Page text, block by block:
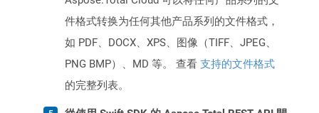
件格式转换为任何其他产品系列的文件格式，
如 PDF、DOCX、XPS、图像（TIFF、JPEG、
PNG BMP）、MD 等。 查看 支持的文件格式
的完整列表。